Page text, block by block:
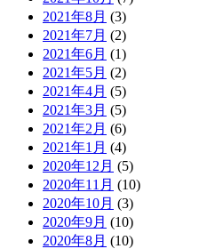
2021年8月 (3)
2021年7月 (2)
2021年6月 (1)
2021年5月 (2)
2021年4月 (5)
2021年3月 (5)
2021年2月 (6)
2021年1月 (4)
2020年12月 (5)
2020年11月 (10)
2020年10月 (3)
2020年9月 (10)
2020年8月 (10)